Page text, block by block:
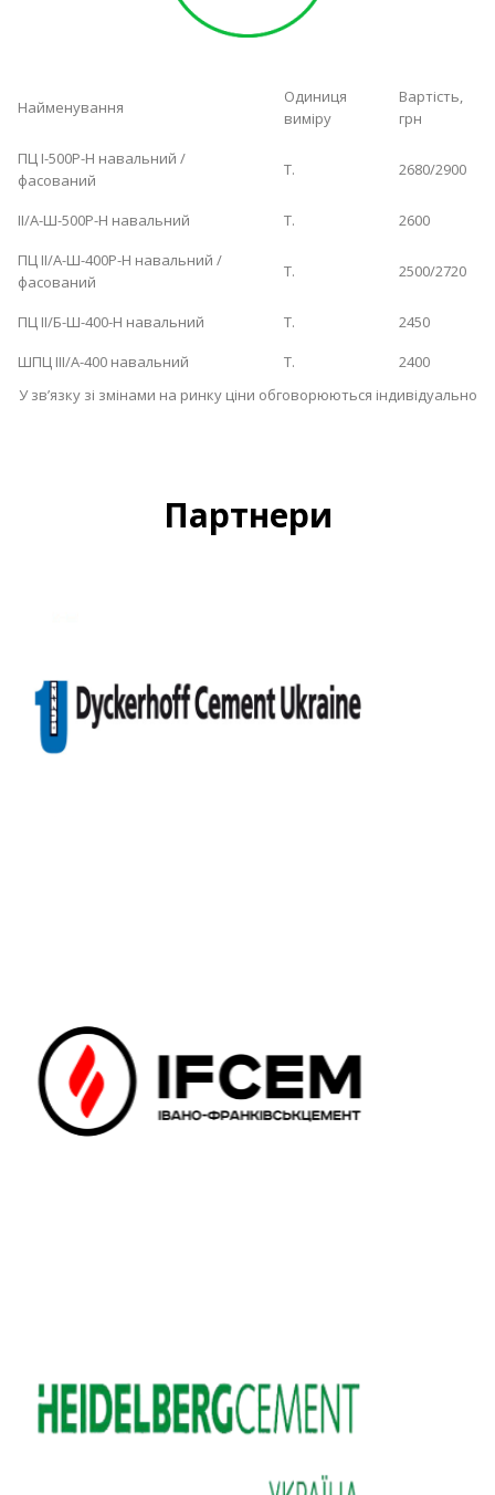
Найменування
Одиниця
виміру
Вартість,
грн
ПЦ І-500Р-Н навальний /
фасований
Т. 2680/2900
ІІ/А-Ш-500Р-Н навальний Т.
2600
ПЦ ІІ/А-Ш-400Р-Н навальний /
фасований
Т. 2500/2720
ПЦ ІІ/Б-Ш-400-Н навальний Т.
2450
ШПЦ ІІІ/А-400 навальний
Т.
2400
У зв’язку зі змінами на ринку ціни обговорюються індивідуально
Партнери